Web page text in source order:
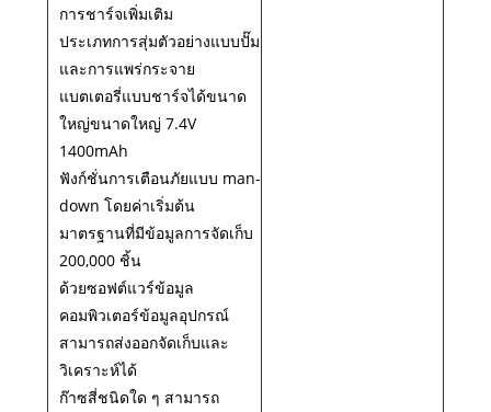
การชาร์จเพิ่มเติม
ประเภทการสุ่มตัวอย่างแบบปั๊ม
และการแพร่กระจาย
แบตเตอรี่แบบชาร์จได้ขนาด
ใหญ่ขนาดใหญ่ 7.4V
1400mAh
ฟังก์ชั่นการเตือนภัยแบบ man-
down โดยค่าเริ่มต้น
มาตรฐานที่มีข้อมูลการจัดเก็บ
200,000 ชิ้น
ด้วยซอฟต์แวร์ข้อมูล
คอมพิวเตอร์ข้อมูลอุปกรณ์
สามารถส่งออกจัดเก็บและ
วิเคราะห์ได้
ก๊าซสี่ชนิดใด ๆ สามารถ